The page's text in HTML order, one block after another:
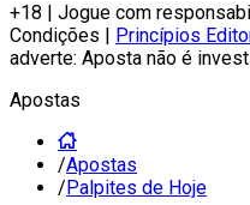
+18 | Jogue com
Condições | Princípios
adverte: Aposta não é
Apostas
/Apostas
/Palpites de Hoje